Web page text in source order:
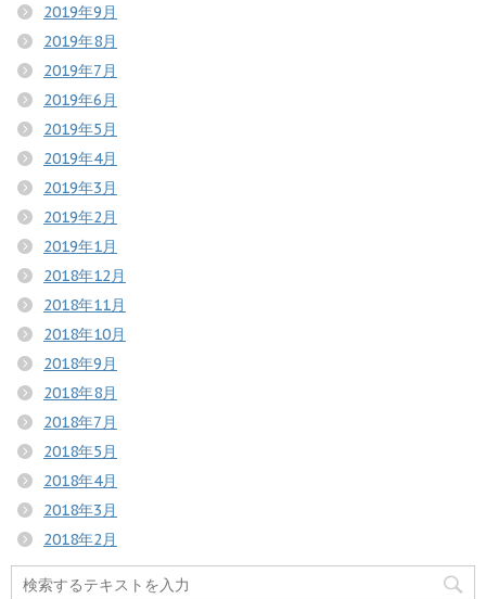
2019年9月
2019年8月
2019年7月
2019年6月
2019年5月
2019年4月
2019年3月
2019年2月
2019年1月
2018年12月
2018年11月
2018年10月
2018年9月
2018年8月
2018年7月
2018年5月
2018年4月
2018年3月
2018年2月